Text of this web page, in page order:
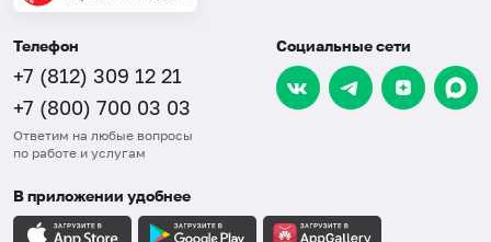
Телефон
+7 (812) 309 12 21
+7 (800) 700 03 03
Ответим на любые вопросы
по работе и услугам
Социальные сети
В приложении удобнее